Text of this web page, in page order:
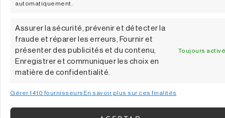
automatiquement.
Assurer la sécurité, prévenir et détecter la
fraude et réparer les erreurs, Fournir et
présenter des publicités et du contenu,
Enregistrer et communiquer les choix en
matière de confidentialité.
Toujours activé
Gérer 1410 fournisseurs En savoir plus sur ces finalités
Garnacha
2020
DÉCOUVRIR